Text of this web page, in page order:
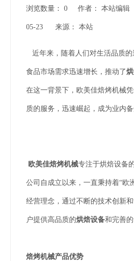
浏览数量： 0 作者： 本站编辑
05-23 来源： 本站
近年来，随着人们对生活品质
食品市场需求迅速增长，推动了
在这一背景下，欧美佳焙烤机械
质的服务，迅速崛起，成为业内
欧美佳焙烤机械专注于烘焙设备
公司自成立以来，一直秉持着“欧
经营理念，通过不断的技术创新
户提供高品质的烘焙设备和完善
焙烤机械产品优势